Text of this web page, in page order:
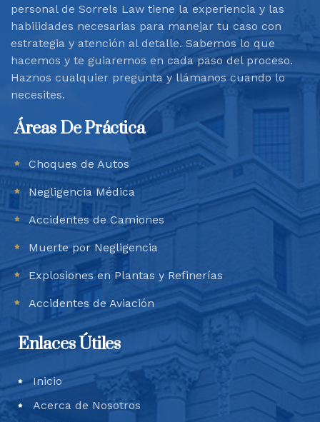
personal de Sorrels Law tiene la experiencia y las
habilidades necesarias para manejar tu caso con
estrategia y atención al detalle. Sabemos lo que
hacemos y te guiaremos en cada paso del proceso.
Haznos cualquier pregunta y llámanos cuando lo
necesites.
Áreas De Práctica
Choques de Autos
Negligencia Médica
Accidentes de Camiones
Muerte por Negligencia
Explosiones en Plantas y Refinerías
Accidentes de Aviación
Enlaces Útiles
Inicio
Acerca de Nosotros